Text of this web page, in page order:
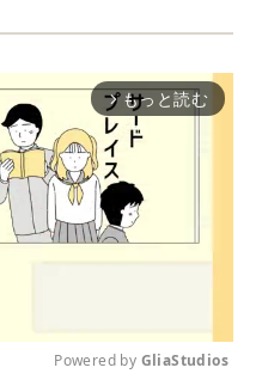
arrow_forward_ios もっと読む
Powered by GliaStudios